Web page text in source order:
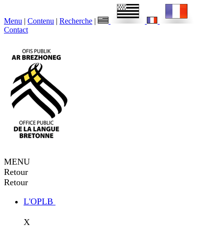
Menu | Contenu | Recherche |
Contact
MENU
Retour
Retour
L'OPLB
X